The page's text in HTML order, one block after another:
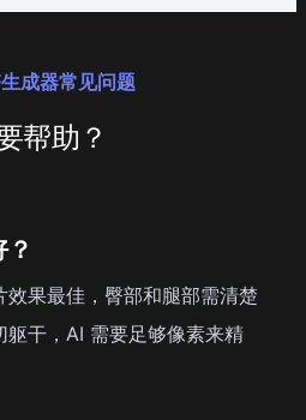
成器常见问题
帮助？
效果最佳，臀部和腿部需清楚
躯干，AI 需要足够像素来精